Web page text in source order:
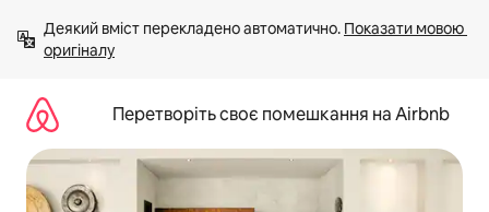
вмісту
Деякий вміст перекладено автоматично. Показати мовою
оригіналу
Перетворіть своє помешкання на Airbnb